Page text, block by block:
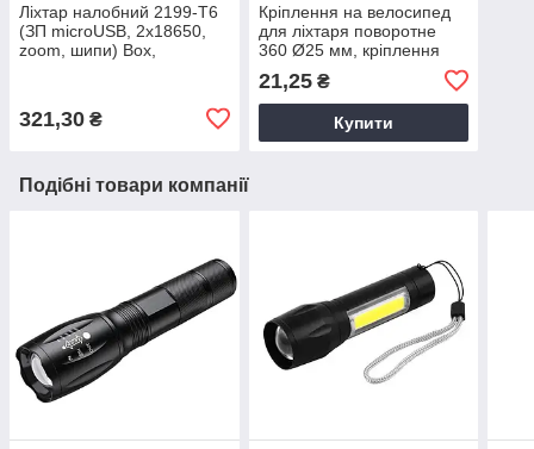
Ліхтар налобний 2199-T6
(ЗП microUSB, 2x18650,
zoom, шипи) Box,
321,30 ₴
Кріплення на велосипед
для ліхтаря поворотне
360 Ø25 мм, кріплення
ліхтаря
21,25₴
Купити
Подібні товари компанії